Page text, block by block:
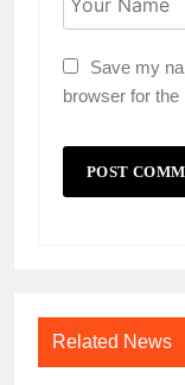
Save my
browser for
Related News